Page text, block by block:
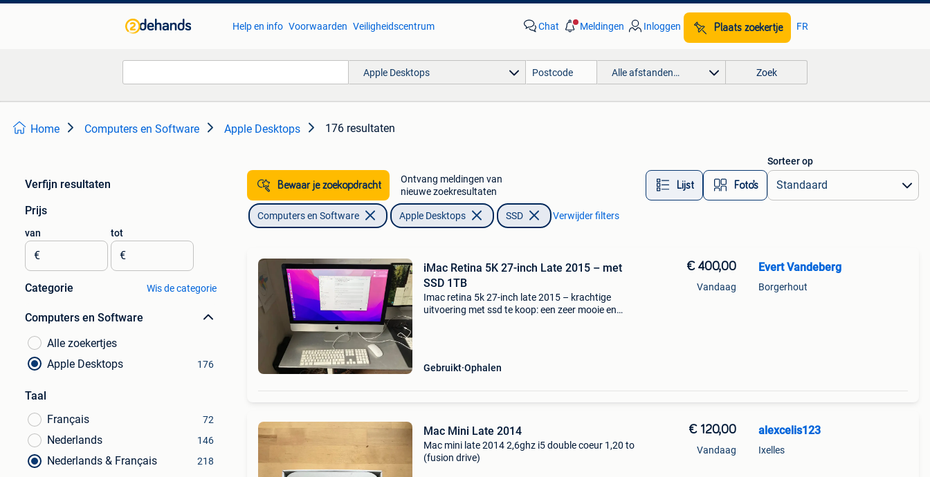
Help en info Voorwaarden Veiligheidscentrum Chat Meldingen Inloggen Plaats zoekertje FR
Apple Desktops Alle afstanden… Zoek
Home Computers en Software Apple Desktops 176 resultaten
Verfijn resultaten
Prijs
van
€
tot
€
Categorie Wis de categorie
Computers en Software
Alle zoekertjes
Apple Desktops
176
Taal
Français
72
Nederlands 146
Nederlands & Français 218
Bewaar je zoekopdracht
Ontvang meldingen van
nieuwe zoekresultaten
Lijst Foto’s
Sorteer op
Computers en Software Apple Desktops SSD Verwijder filters
iMac Retina 5K 27-inch Late 2015 – met
SSD 1TB
Imac retina 5k 27-inch late 2015 – krachtige
uitvoering met ssd te koop: een zeer mooie en
Gebruikt Ophalen
€ 400,00
Vandaag
Evert Vandeberg
Borgerhout
Mac Mini Late 2014
Mac mini late 2014 2,6ghz i5 double coeur 1,20 to
(fusion drive)
€ 120,00
Vandaag
alexcelis123
Ixelles